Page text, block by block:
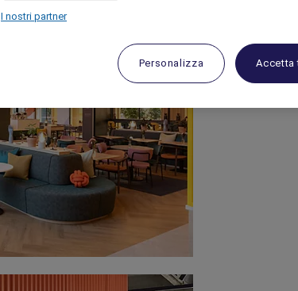
I nostri partner
Personalizza Accetta